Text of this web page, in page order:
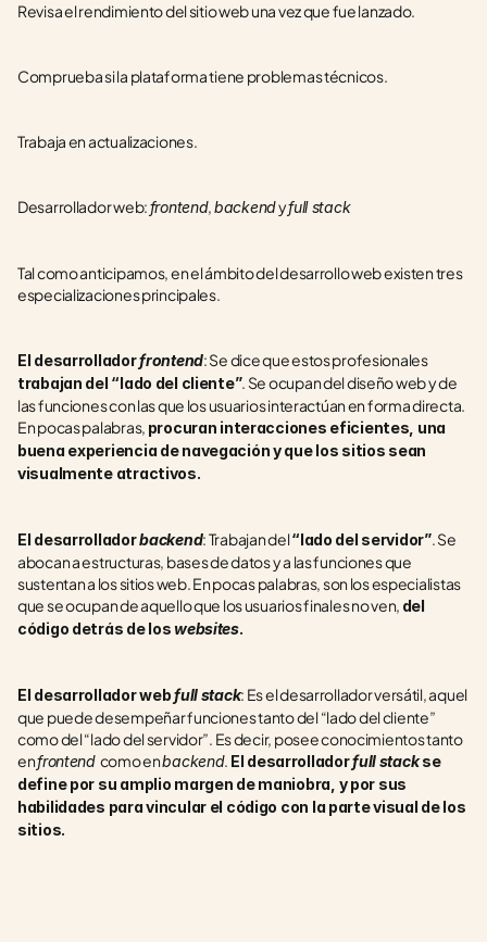
Revisa el rendimiento del sitio web una vez que fue lanzado.
Comprueba si la plataforma tiene problemas técnicos.
Trabaja en actualizaciones.
Desarrollador web: frontend, backend y full stack
Tal como anticipamos, en el ámbito del desarrollo web existen tres
especializaciones principales.
El desarrollador frontend : Se dice que estos profesionales
trabajan del “lado del cliente”. Se ocupan del diseño web y de
las funciones con las que los usuarios interactúan en forma directa.
En pocas palabras, procuran interacciones eficientes, una
buena experiencia de navegación y que los sitios sean
visualmente atractivos.
El desarrollador backend: Trabajan del “lado del servidor”. Se
abocan a estructuras, bases de datos y a las funciones que
sustentan a los sitios web. En pocas palabras, son los especialistas
que se ocupan de aquello que los usuarios finales no ven, del
código detrás de los websites.
El desarrollador web full stack: Es el desarrollador versátil, aquel
que puede desempeñar funciones tanto del “lado del cliente”
como del “lado del servidor”. Es decir, posee conocimientos tanto
en frontend como en backend. El desarrollador full stack se
define por su amplio margen de maniobra, y por sus
habilidades para vincular el código con la parte visual de los
sitios.